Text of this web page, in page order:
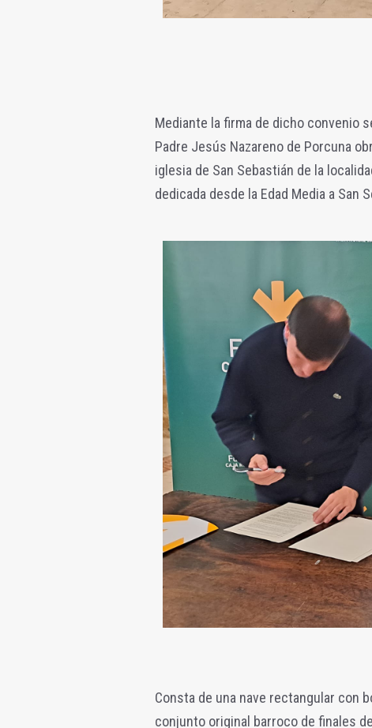
Mediante la firma de dicho convenio
Padre Jesús Nazareno de Porcuna
iglesia de San Sebastián de la
dedicada desde la Edad Media a San
Consta de una nave rectangular con
conjunto original barroco de finales